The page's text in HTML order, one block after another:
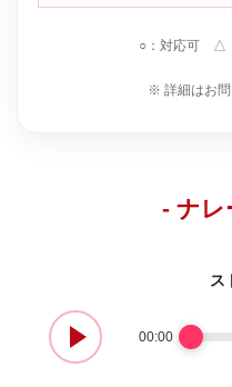
○：対応可 △
※ 詳細はお問
- ナレ
ス
00:00